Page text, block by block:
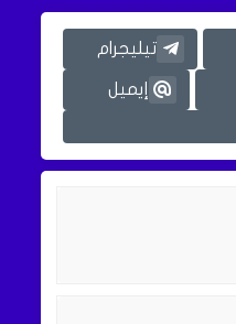
تيليجرام
إيميل